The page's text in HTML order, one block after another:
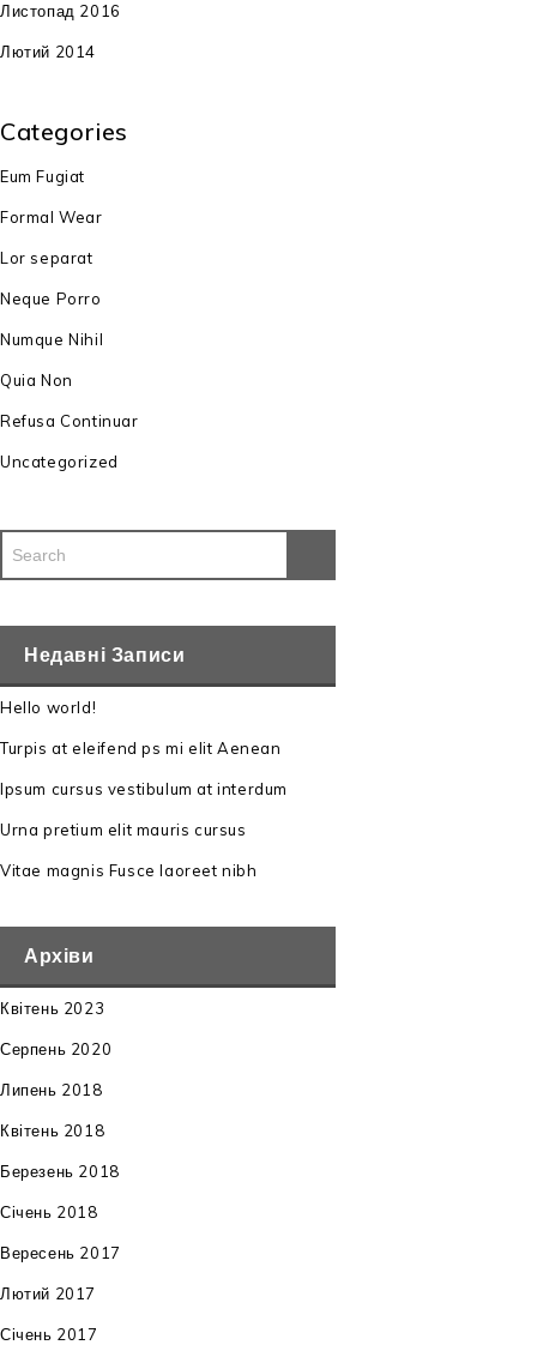
Листопад 2016
Лютий 2014
Categories
Eum Fugiat
Formal Wear
Lor separat
Neque Porro
Numque Nihil
Quia Non
Refusa Continuar
Uncategorized
Недавні Записи
Hello world!
Turpis at eleifend ps mi elit Aenean
Ipsum cursus vestibulum at interdum
Urna pretium elit mauris cursus
Vitae magnis Fusce laoreet nibh
Архіви
Квітень 2023
Серпень 2020
Липень 2018
Квітень 2018
Березень 2018
Січень 2018
Вересень 2017
Лютий 2017
Січень 2017